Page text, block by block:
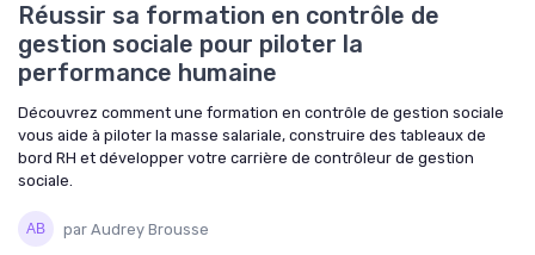
Réussir sa formation en contrôle de
gestion sociale pour piloter la
performance humaine
Découvrez comment une formation en contrôle de gestion sociale
vous aide à piloter la masse salariale, construire des tableaux de
bord RH et développer votre carrière de contrôleur de gestion
sociale.
par Audrey Brousse